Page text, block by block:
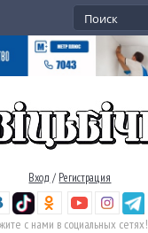
Вход / Регистрация
с нами в социальных сетях!